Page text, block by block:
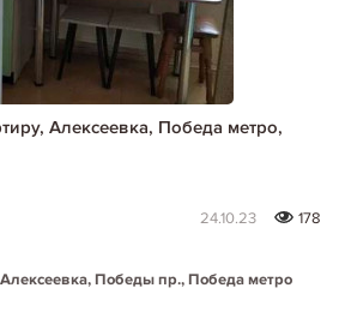
Алексеевка, Победа метро,
24.10.23
178
Победы пр., Победа метро